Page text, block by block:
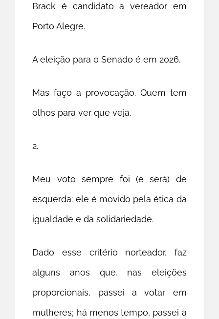
Brack é candidato a vereador em
Porto Alegre.
A eleição para o Senado é em 2026.
Mas faço a provocação. Quem tem
olhos para ver que veja.
2.
Meu voto sempre foi (e será) de
esquerda: ele é movido pela ética da
igualdade e da solidariedade.
Dado esse critério norteador, faz
alguns anos que, nas eleições
proporcionais, passei a votar em
mulheres; há menos tempo, passei a